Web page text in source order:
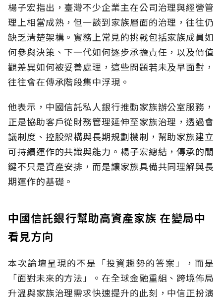
楊子宏指出，臺灣不少企業主在公司治理與經營管
理上相當成熟，但一談到家族層面的治理，往往仍
缺乏清楚架構。實務上常見的挑戰包括家族成員如
何參與決策、下一代如何逐步承擔責任，以及價值
觀差異如何被妥善處理，這些問題若未及早面對，
往往會在傳承階段集中浮現。
他表示，中國信託私人銀行推動家族辦公室服務，
正是協助客戶從財務管理延伸至家族治理，透過會
議制度、控股架構與長期規劃機制，幫助家族建立
可持續運作的共識與能力。楊子宏總結，傳承的關
鍵不只是資產安排，而是讓家族具備共同理解與長
期運作的基礎。
中國信託銀行幫助高資產家族 在變局中
看見方向
本次論壇呈現的不是「投資趨勢的答案」，而是
「面對未來的方法」。在全球金融重組、跨境佈局
升溫與家族治理需求快速提升的此刻，中信正扮演